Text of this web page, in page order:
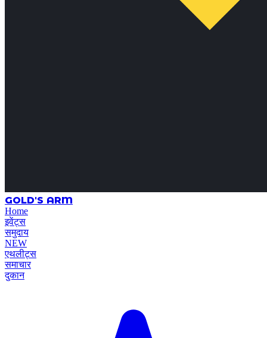
GOLD'S ARM
Home
इवेंट्स
समुदाय
NEW
एथलीट्स
समाचार
दुकान